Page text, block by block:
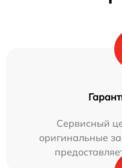
Сервисный
оригинальные